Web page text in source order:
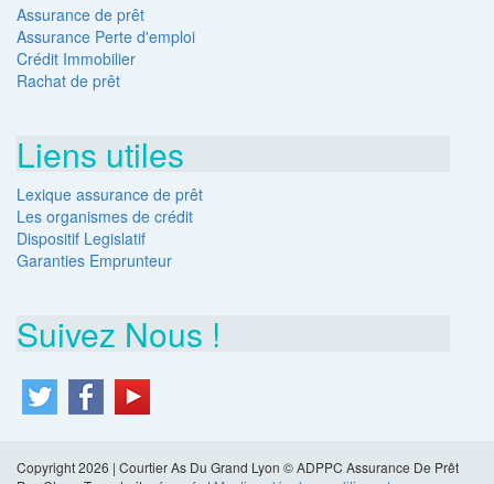
Assurance de prêt
Assurance Perte d'emploi
Crédit Immobilier
Rachat de prêt
Liens utiles
Lexique assurance de prêt
Les organismes de crédit
Dispositif Legislatif
Garanties Emprunteur
Suivez Nous !
Copyright 2026 | Courtier As Du Grand Lyon © ADPPC Assurance De Prêt